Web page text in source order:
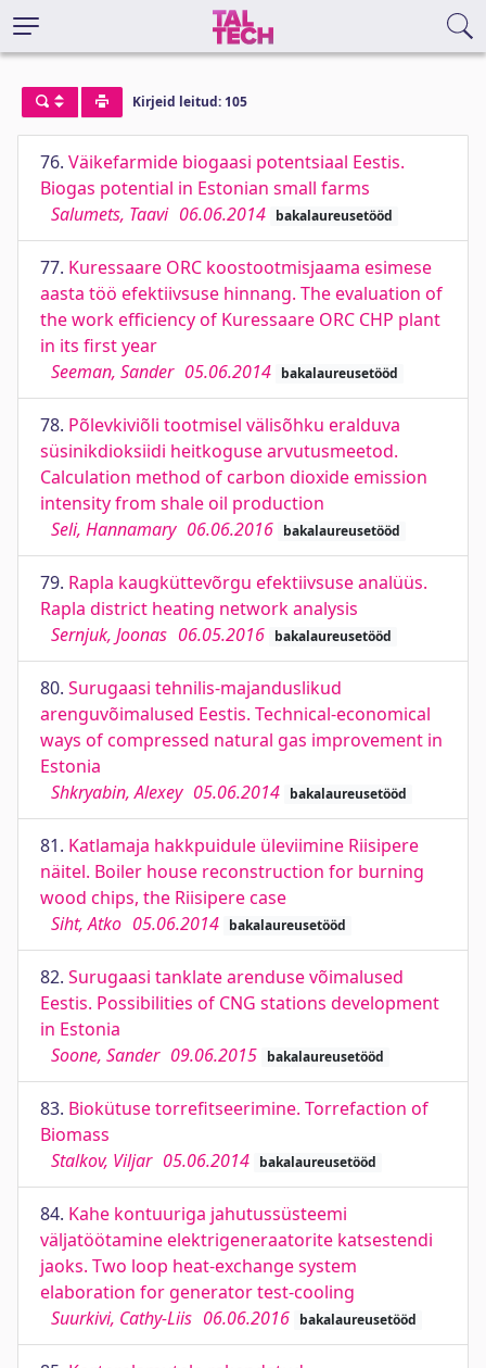
Kirjeid leitud: 105
76. Väikefarmide biogaasi potentsiaal Eestis.
Biogas potential in Estonian small farms
Salumets, Taavi 06.06.2014 bakalaureusetööd
77. Kuressaare ORC koostootmisjaama esimese
aasta töö efektiivsuse hinnang. The evaluation of
the work efficiency of Kuressaare ORC CHP plant
in its first year
Seeman, Sander 05.06.2014 bakalaureusetööd
78. Põlevkiviõli tootmisel välisõhku eralduva
süsinikdioksiidi heitkoguse arvutusmeetod.
Calculation method of carbon dioxide emission
intensity from shale oil production
Seli, Hannamary 06.06.2016 bakalaureusetööd
79. Rapla kaugküttevõrgu efektiivsuse analüüs.
Rapla district heating network analysis
Sernjuk, Joonas 06.05.2016 bakalaureusetööd
80. Surugaasi tehnilis-majanduslikud
arenguvõimalused Eestis. Technical-economical
ways of compressed natural gas improvement in
Estonia
Shkryabin, Alexey 05.06.2014 bakalaureusetööd
81. Katlamaja hakkpuidule üleviimine Riisipere
näitel. Boiler house reconstruction for burning
wood chips, the Riisipere case
Siht, Atko 05.06.2014 bakalaureusetööd
82. Surugaasi tanklate arenduse võimalused
Eestis. Possibilities of CNG stations development
in Estonia
Soone, Sander 09.06.2015 bakalaureusetööd
83. Biokütuse torrefitseerimine. Torrefaction of
Biomass
Stalkov, Viljar 05.06.2014 bakalaureusetööd
84. Kahe kontuuriga jahutussüsteemi
väljatöötamine elektrigeneraatorite katsestendi
jaoks. Two loop heat-exchange system
elaboration for generator test-cooling
Suurkivi, Cathy-Liis 06.06.2016 bakalaureusetööd